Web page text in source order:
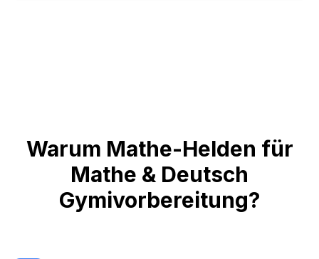
Warum Mathe-Helden für
Mathe & Deutsch
Gymivorbereitung?